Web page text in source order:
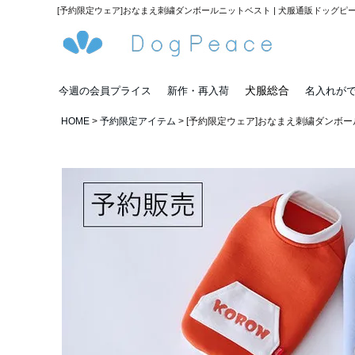
[予約限定ウェア]おなまえ刺繍ダンボールニットベスト | 犬服通販ドッグピ
今週の会員プライス 新作・再入荷 犬服総合 名入れが
HOME 予約限定アイテム [予約限定ウェア]おなまえ刺繍ダンボ